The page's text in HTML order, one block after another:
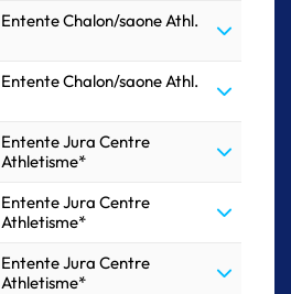
Entente Chalon/saone Athl.
Entente Chalon/saone Athl.
Entente Jura Centre
Athletisme*
Entente Jura Centre
Athletisme*
Entente Jura Centre
Athletisme*